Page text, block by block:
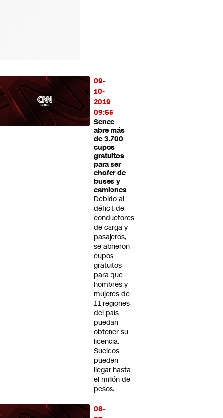
09-
10-
2019
09:55
Sence
abre más
de 3.700
cupos
gratuitos
para ser
chofer de
buses y
camiones
Debido al
déficit de
conductores
de carga y
pasajeros,
se abrieron
cupos
gratuitos
para que
hombres y
mujeres de
11 regiones
del país
puedan
obtener su
licencia.
Sueldos
pueden
llegar hasta
el millón de
pesos.
08-